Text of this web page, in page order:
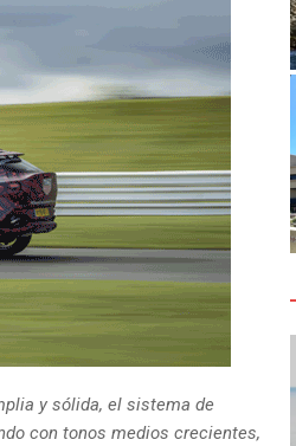
y sólida, el sistema de
con tonos medios crecientes,